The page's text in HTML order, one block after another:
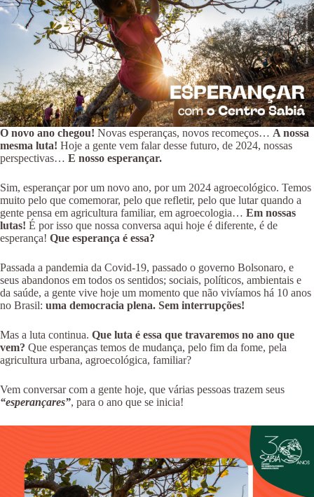
O novo ano chegou! Novas esperanças, novos recomeços… A nossa
mesma luta! Hoje a gente vem falar desse futuro, de 2024, nossas
perspectivas… E nosso esperançar.
Sim, esperançar por um novo ano, por um 2024 agroecológico. Temos
muito pelo que comemorar, pelo que refletir, pelo que lutar quando a
gente pensa em agricultura familiar, em agroecologia… Em nossas
lutas! É por isso que nossa conversa aqui hoje é diferente, é de
esperança! Que esperança é essa?
Passada a pandemia da Covid-19, passado o governo Bolsonaro, e
seus abandonos em todos os sentidos; sociais, políticos, ambientais e
da saúde, a gente vive hoje um momento que não vivíamos há 10 anos
no Brasil: uma democracia plena. Sem interrupções!
Mas a luta continua. Que luta é essa que travaremos no ano que
vem? Que esperanças temos de mudança, pelo fim da fome, pela
agricultura urbana, agroecológica, familiar?
Vem conversar com a gente hoje, que várias pessoas trazem seus
“esperançares”, para o ano que se inicia!